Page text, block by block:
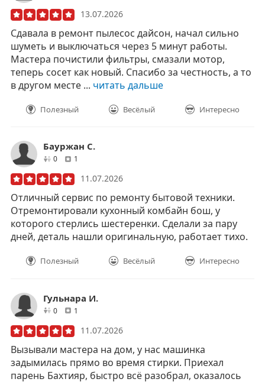
13.07.2026
Сдавала в ремонт пылесос дайсон, начал сильно
шуметь и выключаться через 5 минут работы.
Мастера почистили фильтры, смазали мотор,
теперь сосет как новый. Спасибо за честность, а то
в другом месте ... читать дальше
Полезный Весёлый Интересно
Бауржан С.
0друзей1
11.07.2026
Отличный сервис по ремонту бытовой техники.
Отремонтировали кухонный комбайн бош, у
которого стерлись шестеренки. Сделали за пару
дней, деталь нашли оригинальную, работает тихо.
Полезный Весёлый Интересно
Гульнара И.
0друзей1
11.07.2026
Вызывали мастера на дом, у нас машинка
задымилась прямо во время стирки. Приехал
парень Бахтияр, быстро всё разобрал, оказалось